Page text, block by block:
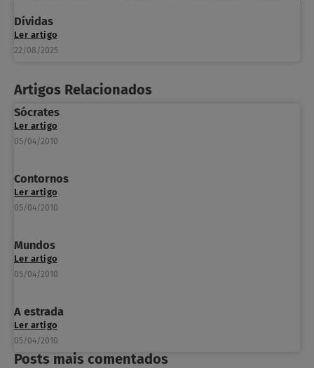
Dívidas
Ler artigo
22/08/2025
Artigos Relacionados
Sócrates
Ler artigo
05/04/2010
Contornos
Ler artigo
05/04/2010
Mundos
Ler artigo
05/04/2010
A estrada
Ler artigo
05/04/2010
Posts mais comentados